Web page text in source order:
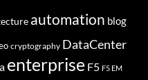
automation blog
cryptography DataCenter
enterprise F5 F5 EM